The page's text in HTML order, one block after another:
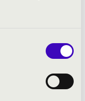
a Prága
Gáborral és a Liszt
A Mecklenburg